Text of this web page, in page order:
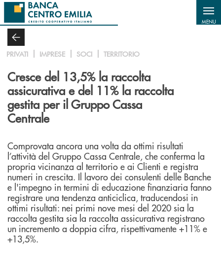
Salta al contenuto principale
MENU
PRIVATI IMPRESE SOCI TERRITORIO
Cresce del 13,5% la raccolta
assicurativa e del 11% la raccolta
gestita per il Gruppo Cassa
Centrale
Comprovata ancora una volta da ottimi risultati
l’attività del Gruppo Cassa Centrale, che conferma la
propria vicinanza al territorio e ai Clienti e registra
numeri in crescita. Il lavoro dei consulenti delle Banche
e l'impegno in termini di educazione finanziaria fanno
registrare una tendenza anticiclica, traducendosi in
ottimi risultati: nei primi nove mesi del 2020 sia la
raccolta gestita sia la raccolta assicurativa registrano
un incremento a doppia cifra, rispettivamente +11% e
+13,5%.